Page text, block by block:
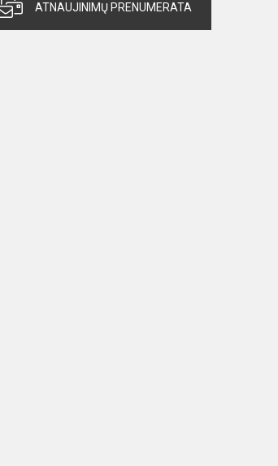
ATNAUJINIMŲ PRENUMERATA